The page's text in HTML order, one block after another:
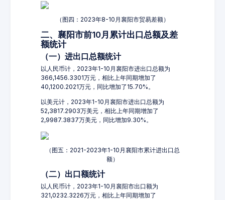
（图四：2023年8-10月襄阳市贸易差额）
二、襄阳市前10月累计出口总额及差
额统计
（一）进出口总额统计
以人民币计，2023年1-10月襄阳市进出口总额为
366,1456.3301万元，相比上年同期增加了
40,1200.2021万元，同比增加了15.70%。
以美元计，2023年1-10月襄阳市进出口总额为
52,3817.2903万美元，相比上年同期增加了
2,9987.3837万美元，同比增加9.30%。
（图五：2021-2023年1-10月襄阳市累计进出口总
额）
（二）出口额统计
以人民币计，2023年1-10月襄阳市出口额为
321,0232.3226万元，相比上年同期增加了